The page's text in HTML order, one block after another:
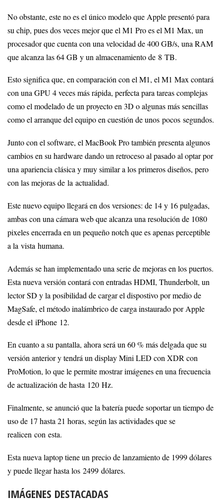
No obstante, este no es el único modelo que Apple presentó para
su chip, pues dos veces mejor que el M1 Pro es el M1 Max, un
procesador que cuenta con una velocidad de 400 GB/s, una RAM
que alcanza las 64 GB y un almacenamiento de 8 TB.
Esto significa que, en comparación con el M1, el M1 Max contará
con una GPU 4 veces más rápida, perfecta para tareas complejas
como el modelado de un proyecto en 3D o algunas más sencillas
como el arranque del equipo en cuestión de unos pocos segundos.
Junto con el software, el MacBook Pro también presenta algunos
cambios en su hardware dando un retroceso al pasado al optar por
una apariencia clásica y muy similar a los primeros diseños, pero
con las mejoras de la actualidad.
Este nuevo equipo llegará en dos versiones: de 14 y 16 pulgadas,
ambas con una cámara web que alcanza una resolución de 1080
pixeles encerrada en un pequeño notch que es apenas perceptible
a la vista humana.
Además se han implementado una serie de mejoras en los puertos.
Esta nueva versión contará con entradas HDMI, Thunderbolt, un
lector SD y la posibilidad de cargar el dispostivo por medio de
MagSafe, el método inalámbrico de carga instaurado por Apple
desde el iPhone 12.
En cuanto a su pantalla, ahora será un 60 % más delgada que su
versión anterior y tendrá un display Mini LED con XDR con
ProMotion, lo que le permite mostrar imágenes en una frecuencia
de actualización de hasta 120 Hz.
Finalmente, se anunció que la batería puede soportar un tiempo de
uso de 17 hasta 21 horas, según las actividades que se
realicen con esta.
Esta nueva laptop tiene un precio de lanzamiento de 1999 dólares
y puede llegar hasta los 2499 dólares.
IMÁGENES DESTACADAS